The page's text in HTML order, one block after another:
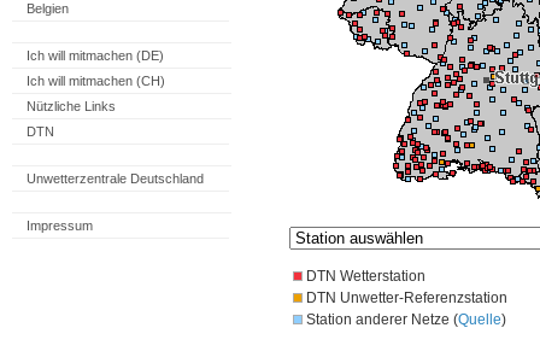
Belgien
Ich will mitmachen (DE)
Ich will mitmachen (CH)
Nützliche Links
DTN
Unwetterzentrale Deutschland
Impressum
DTN Wetterstation
DTN Unwetter-Referenzstation
Station anderer Netze (Quelle)